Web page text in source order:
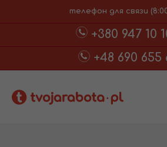
телефон для связи
+380 947 10
+48 690 655